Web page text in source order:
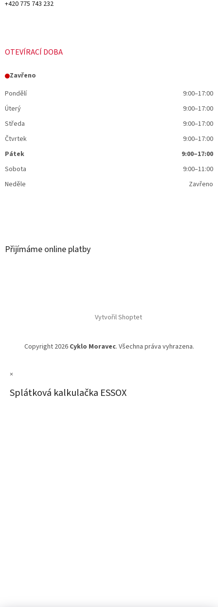
+420 775 743 232
OTEVÍRACÍ DOBA
Zavřeno
Pondělí
9:00–17:00
Úterý
9:00–17:00
Středa
9:00–17:00
Čtvrtek
9:00–17:00
Pátek
9:00–17:00
Sobota
9:00–11:00
Neděle
Zavřeno
Přijímáme online platby
Vytvořil Shoptet
Copyright 2026 Cyklo Moravec. Všechna práva vyhrazena.
×
Splátková kalkulačka ESSOX